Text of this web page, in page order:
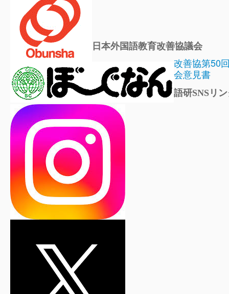
日本外国語教育改善協議会
改善協第50
会意見書
語研SNSリ